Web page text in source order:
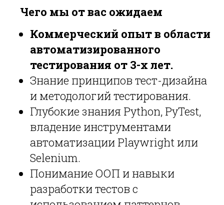
Чего мы от вас ожидаем
Коммерческий опыт в области
автоматизированного
тестирования от 3-х лет.
Знание принципов тест-дизайна
и методологий тестирования.
Глубокие знания Python, PyTest,
владение инструментами
автоматизации Playwright или
Selenium.
Понимание ООП и навыки
разработки тестов с